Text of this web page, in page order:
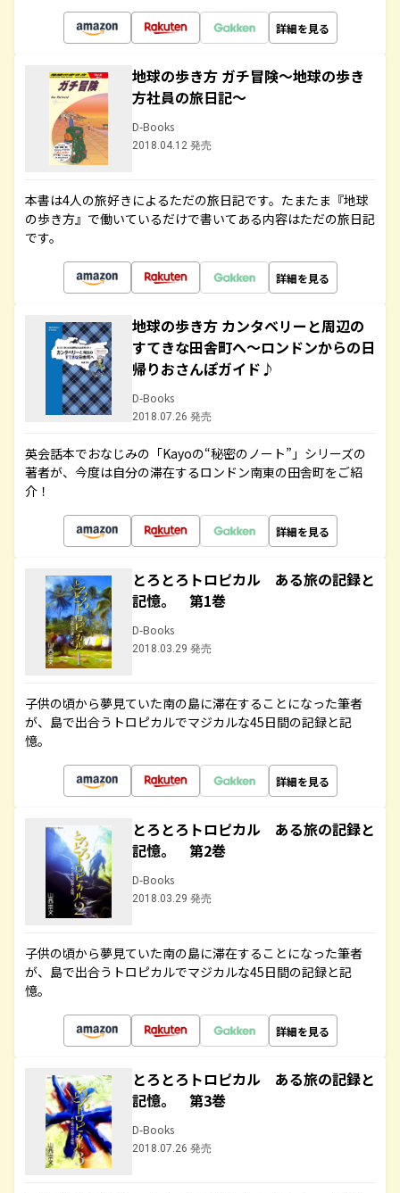
詳細を見る
地球の歩き方 ガチ冒険～地球の歩き
方社員の旅日記～
D-Books
2018.04.12 発売
本書は4人の旅好きによるただの旅日記です。たまたま『地球
の歩き方』で働いているだけで書いてある内容はただの旅日記
です。
詳細を見る
地球の歩き方 カンタベリーと周辺の
すてきな田舎町へ～ロンドンからの日
帰りおさんぽガイド♪
D-Books
2018.07.26 発売
英会話本でおなじみの「Kayoの“秘密のノート”」シリーズの
著者が、今度は自分の滞在するロンドン南東の田舎町をご紹
介！
詳細を見る
とろとろトロピカル ある旅の記録と
記憶。 第1巻
D-Books
2018.03.29 発売
子供の頃から夢見ていた南の島に滞在することになった筆者
が、島で出合うトロピカルでマジカルな45日間の記録と記
憶。
詳細を見る
とろとろトロピカル ある旅の記録と
記憶。 第2巻
D-Books
2018.03.29 発売
子供の頃から夢見ていた南の島に滞在することになった筆者
が、島で出合うトロピカルでマジカルな45日間の記録と記
憶。
詳細を見る
とろとろトロピカル ある旅の記録と
記憶。 第3巻
D-Books
2018.07.26 発売